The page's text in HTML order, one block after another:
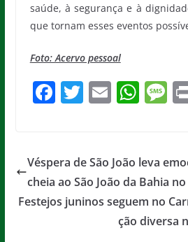
saúde, à segurança e à
que tornam esses eventos
Foto: Acervo pessoal
F
e
b
o
T
er
E
l
W
s
A
p
p
M
a
g
e
Véspera de São João leva
cheia ao São João da Bahia
Festejos juninos seguem no
ção diversa